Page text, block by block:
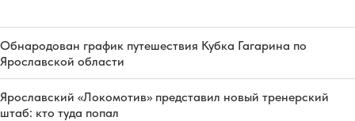
Обнародован график путешествия Кубка Гагарина по
Ярославской области
Ярославский «Локомотив» представил новый тренерский
штаб: кто туда попал